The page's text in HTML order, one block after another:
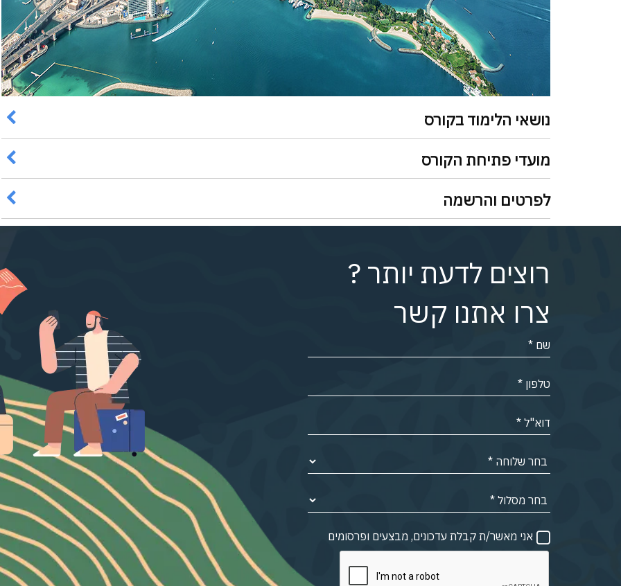
נושאי הלימוד בקורס
מועדי פתיחת הקורס
לפרטים והרשמה
רוצים לדעת יותר ?
צרו אתנו קשר
אני מאשר/ת קבלת עדכונים, מבצעים ופרסומים